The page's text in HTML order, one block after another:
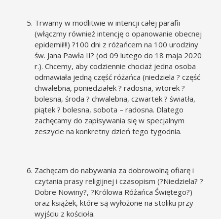
Trwamy w modlitwie w intencji całej parafii
(włączmy również intencję o opanowanie obecnej
epidemii!!!) ?100 dni z różańcem na 100 urodziny
św. Jana Pawła II? (od 09 lutego do 18 maja 2020
r.). Chcemy, aby codziennie chociaż jedna osoba
odmawiała jedną część różańca (niedziela ? część
chwalebna, poniedziałek ? radosna, wtorek ?
bolesna, środa ? chwalebna, czwartek ? światła,
piątek ? bolesna, sobota – radosna. Dlatego
zachęcamy do zapisywania się w specjalnym
zeszycie na konkretny dzień tego tygodnia.
Zachęcam do nabywania za dobrowolną ofiarę i
czytania prasy religijnej i czasopism (?Niedziela? ?
Dobre Nowiny?, ?Królowa Różańca Świętego?)
oraz książek, które są wyłożone na stoliku przy
wyjściu z kościoła.